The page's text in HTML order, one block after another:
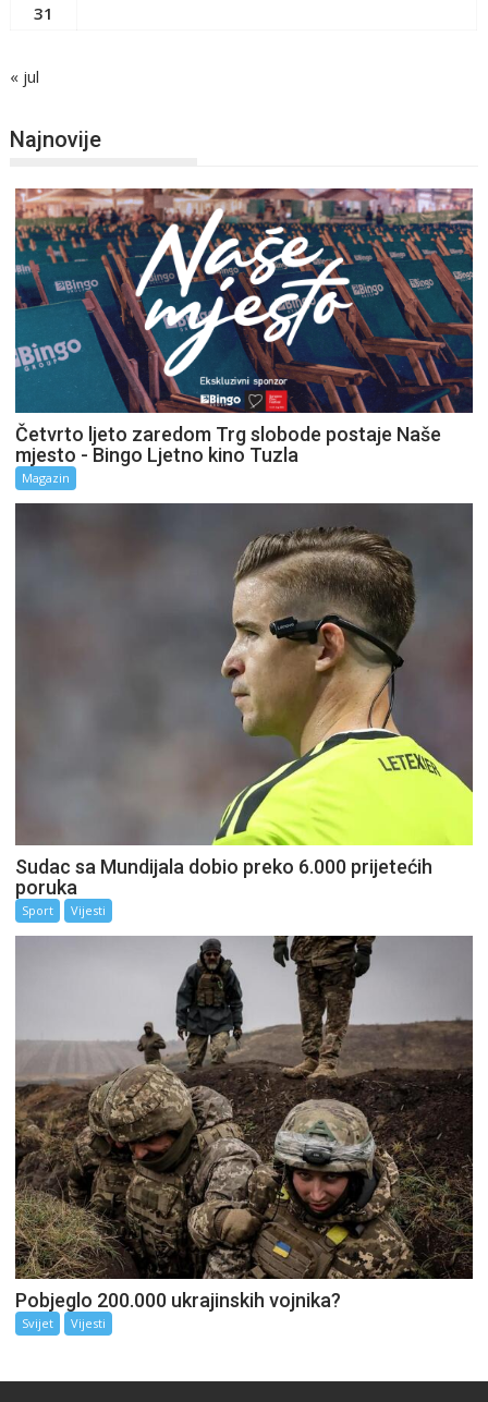
31
« jul
Najnovije
Četvrto ljeto zaredom Trg slobode postaje Naše
mjesto - Bingo Ljetno kino Tuzla
Magazin
Sudac sa Mundijala dobio preko 6.000 prijetećih
poruka
Sport Vijesti
Pobjeglo 200.000 ukrajinskih vojnika?
Svijet Vijesti